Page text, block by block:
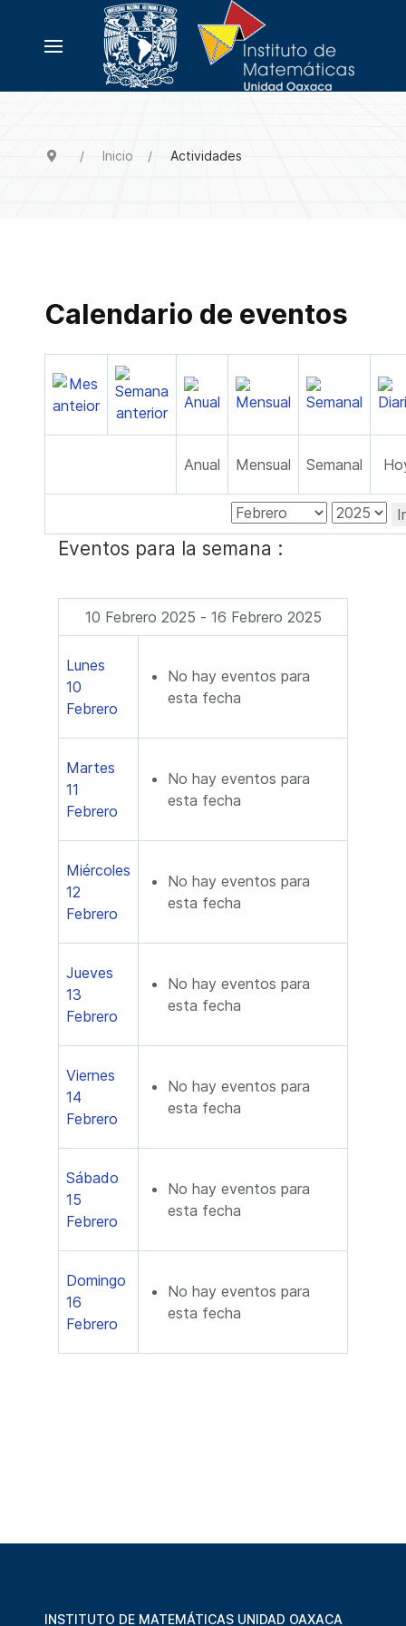
Inicio Actividades
Calendario de eventos
Anual Mensual Semanal
Eventos para la semana :
10 Febrero 2025 - 16 Febrero 2025
Lunes
10
Febrero
No hay eventos para
esta fecha
Martes
11
Febrero
No hay eventos para
esta fecha
Miércoles
12
Febrero
No hay eventos para
esta fecha
Jueves
13
Febrero
No hay eventos para
esta fecha
Viernes
14
Febrero
No hay eventos para
esta fecha
Sábado
15
Febrero
No hay eventos para
esta fecha
Domingo
16
Febrero
No hay eventos para
esta fecha
INSTITUTO DE MATEMÁTICAS UNIDAD OAXACA